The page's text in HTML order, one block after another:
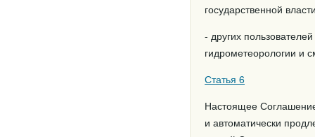
государственной
- других
гидрометеорологии и
Статья 6
Настоящее
и автоматически